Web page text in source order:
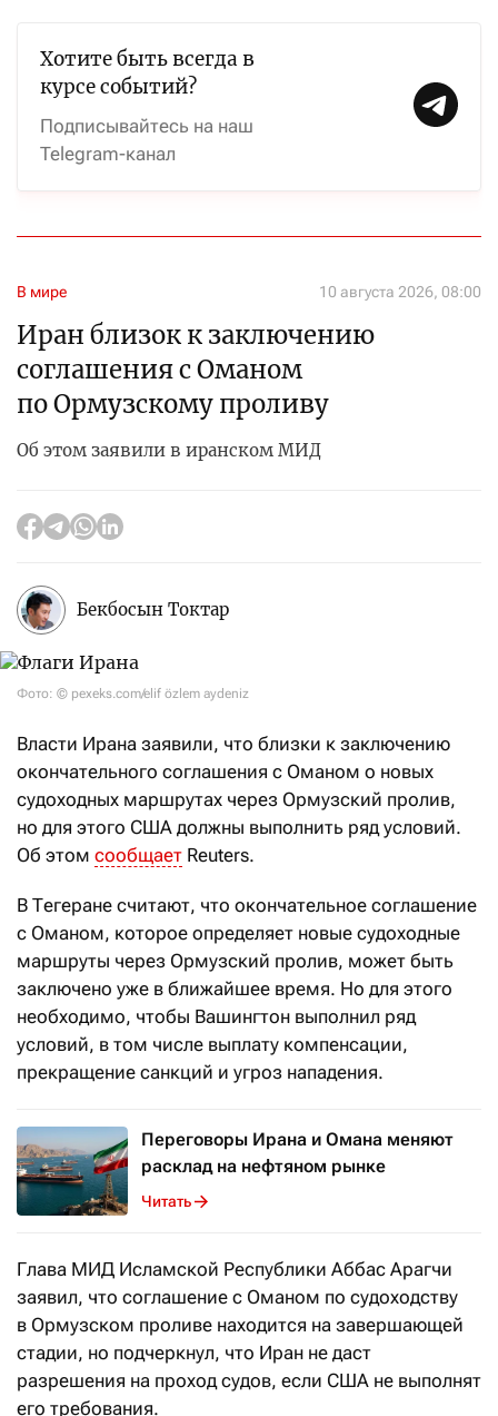
Хотите быть всегда в
курсе событий?
Подписывайтесь на наш
Telegram-канал
В мире 10 августа 2026, 08:00
Иран близок к заключению
соглашения с Оманом
по Ормузскому проливу
Об этом заявили в иранском МИД
Бекбосын Токтар
Фото: © pexeks.com/elif özlem aydeniz
Власти Ирана заявили, что близки к заключению
окончательного соглашения с Оманом о новых
судоходных маршрутах через Ормузский пролив,
но для этого США должны выполнить ряд условий.
Об этом сообщает Reuters.
В Тегеране считают, что окончательное соглашение
с Оманом, которое определяет новые судоходные
маршруты через Ормузский пролив, может быть
заключено уже в ближайшее время. Но для этого
необходимо, чтобы Вашингтон выполнил ряд
условий, в том числе выплату компенсации,
прекращение санкций и угроз нападения.
Переговоры Ирана и Омана меняют
расклад на нефтяном рынке
Читать
Глава МИД Исламской Республики Аббас Арагчи
заявил, что соглашение с Оманом по судоходству
в Ормузском проливе находится на завершающей
стадии, но подчеркнул, что Иран не даст
разрешения на проход судов, если США не выполнят
его требования.